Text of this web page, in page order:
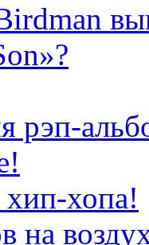
рэп-
хопа!
на